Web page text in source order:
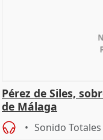
Pérez de Siles,
de Málaga
Sonido Totales